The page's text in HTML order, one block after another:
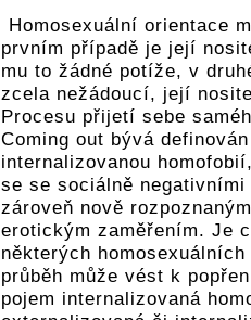
Homosexuální orientace
prvním případě je její
mu to žádné potíže, v
zcela nežádoucí, její
Procesu přijetí sebe
Coming out bývá
internalizovanou
se se sociálně
zároveň nově
erotickým zaměřením. Je
některých
průběh může vést k
pojem internalizovaná